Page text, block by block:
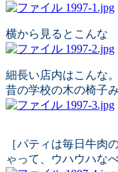
横から見るとこんな
細長い店内はこんな。
昔の学校の木の椅子
［パティは毎日牛肉
ゃって、ウハウハな